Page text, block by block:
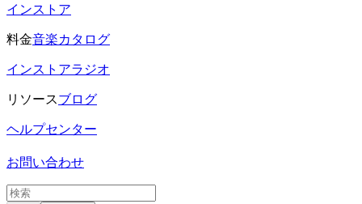
インストア
料金音楽カタログ
インストアラジオ
リソースブログ
ヘルプセンター
お問い合わせ